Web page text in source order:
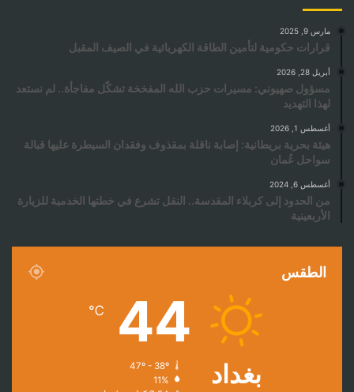
مارس 9, 2025
قرارات حكومية لتأمين الطاقة الكهربائية في الصيف المقبل
أبريل 28, 2026
مسؤول صهيوني: مسيرات حزب الله المفخخة تشكّل مفاجأة.. لم نستعد
لهذا التهديد
أغسطس 1, 2026
هيئة بحرية بريطانية: إصابة ناقلة بمقذوف وفقدان السيطرة عليها قبالة
سواحل عُمان
أغسطس 6, 2024
من الحدود إلى كربلاء المقدسة.. النقل تشرع في خطتها الخدمية للزيارة
الأربعينية
الطقس
بغداد
44
℃
47º - 38º
11%